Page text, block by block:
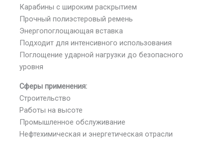
Карабины с широким раскрытием
Прочный полиэстеровый ремень
Энергопоглощающая вставка
Подходит для интенсивного использования
Поглощение ударной нагрузки до безопасного
уровня
Сферы применения:
Строительство
Работы на высоте
Промышленное обслуживание
Нефтехимическая и энергетическая отрасли